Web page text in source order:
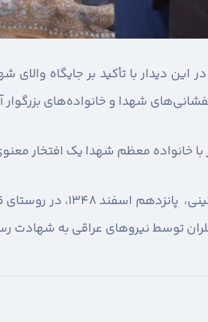
این دیدار با تأکید بر جایگاه
شهدا و خانواده‌های
با خانواده معظم شهدا یک افتخار
شریف